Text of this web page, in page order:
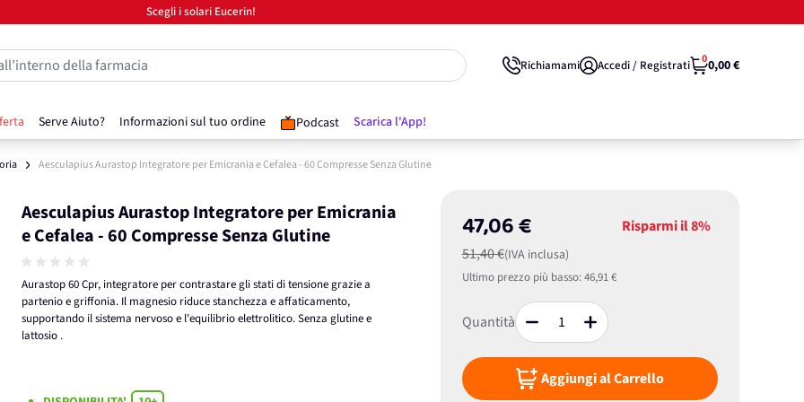
Scegli i solari Eucerin!
Serve Aiuto? Informazioni sul tuo ordine Podcast Scarica l'App!
della farmacia Richiamami Accedi / Registrati 00,00 €
Aesculapius Aurastop Integratore per Emicrania e Cefalea - 60 Compresse Senza Glutine
Aesculapius Aurastop Integratore per Emicrania
e Cefalea - 60 Compresse Senza Glutine
Aurastop 60 Cpr, integratore per contrastare gli stati di tensione grazie a
partenio e griffonia. Il magnesio riduce stanchezza e affaticamento,
supportando il sistema nervoso e l'equilibrio elettrolitico. Senza glutine e
lattosio .
47,06 €
51,40 €(IVA inclusa)
Risparmi il8%
Ultimo prezzo più basso:46,91 €
Quantità
Aggiungi al Carrello